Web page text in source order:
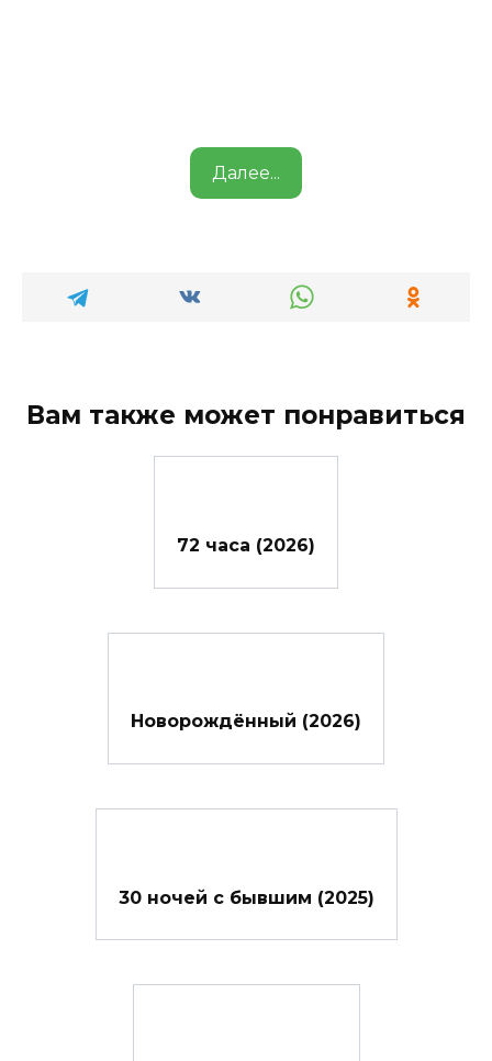
Далее...
Вам также может понравиться
72 часа (2026)
Новорождённый (2026)
30 ночей с бывшим (2025)